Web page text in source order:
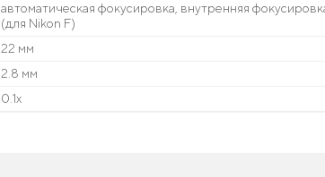
автоматическая фокусировка, внутренняя
(для Nikon F)
22 мм
2.8 мм
0.1x